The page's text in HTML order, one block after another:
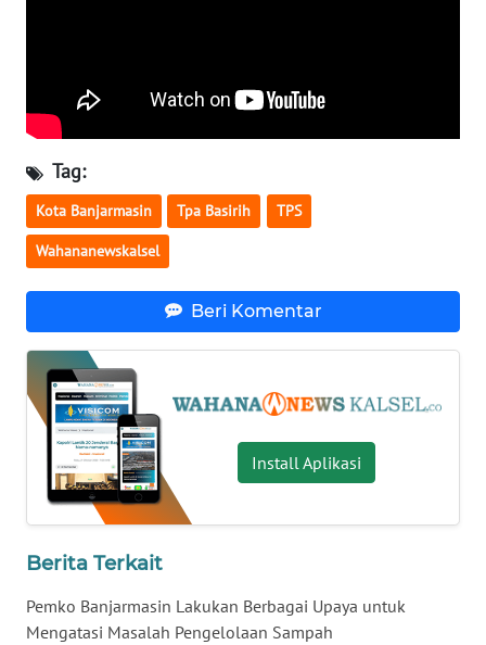
Tag:
Kota Banjarmasin Tpa Basirih TPS
Wahananewskalsel
Beri Komentar
Install Aplikasi
Berita Terkait
Pemko Banjarmasin Lakukan Berbagai Upaya untuk
Mengatasi Masalah Pengelolaan Sampah
BABEL
WN
SUMBAR
WN
SUMSEL
WN
BENGKULU
WN
LAMPUNG
WN
JATENG
NUSANTARA